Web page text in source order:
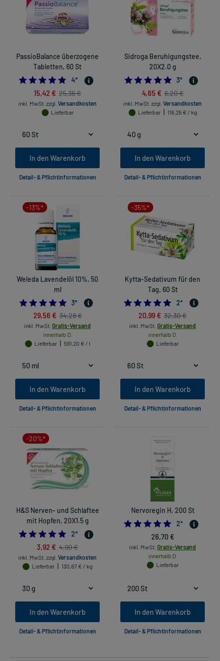
PassioBalance überzogene
Tabletten, 60 St
4.75
4*
15,42 € 25,36 €
inkl. MwSt. zzgl. Versandkosten
Lieferbar
In den Warenkorb
Detail- & Pflichtinformationen
Sidroga Beruhigungstee,
20X2.0 g
5.0
3*
4,65 € 6,20 €
inkl. MwSt. zzgl. Versandkosten
Lieferbar
116,25 € / kg
In den Warenkorb
Detail- & Pflichtinformationen
-13%*
Weleda Lavendelöl 10%, 50
ml
5.0
3*
29,56 € 34,28 €
inkl. MwSt. Gratis-Versand
innerhalb D.
Lieferbar
591,20 € / l
In den Warenkorb
Detail- & Pflichtinformationen
-35%*
Kytta-Sedativum für den
Tag, 60 St
5.0
2*
20,99 € 32,30 €
inkl. MwSt. Gratis-Versand
innerhalb D.
Lieferbar
In den Warenkorb
Detail- & Pflichtinformationen
-20%*
H&S Nerven- und Schlaftee
mit Hopfen, 20X1.5 g
5.0
2*
3,92 € 4,90 €
inkl. MwSt. zzgl. Versandkosten
Lieferbar
130,67 € / kg
In den Warenkorb
Detail- & Pflichtinformationen
Nervoregin H, 200 St
5.0
2*
26,70 €
inkl. MwSt. Gratis-Versand
innerhalb D.
Lieferbar
In den Warenkorb
Detail- & Pflichtinformationen